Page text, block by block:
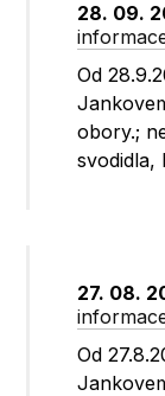
28. 09.
Od
obory.;
svodidla,
27. 08.
Od